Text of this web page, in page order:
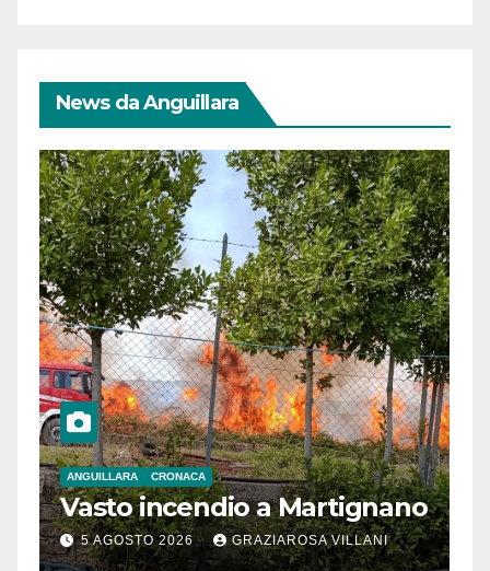
News da Anguillara
ANGUILLARA CRONACA
Vasto incendio a Martignano
5 AGOSTO 2026 GRAZIAROSA VILLANI